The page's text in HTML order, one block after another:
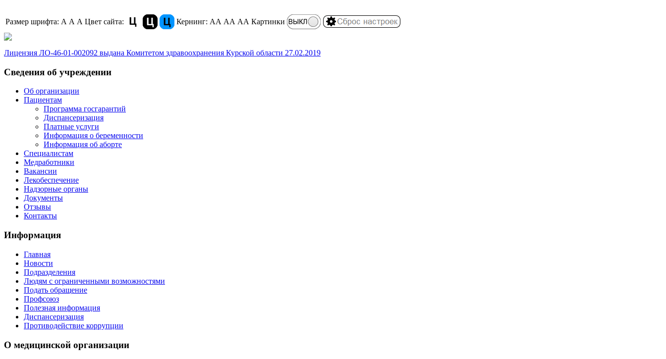
Размер шрифта: A A A Цвет сайта: Кернинг: АА АА АА Картинки
Лицензия ЛО-46-01-002092 выдана Комитетом здравоохранения Курской области 27.02.2019
Сведения об учреждении
Об организации
Пациентам
Программа госгарантий
Диспансеризация
Платные услуги
Информация о беременности
Информация об аборте
Специалистам
Медработники
Вакансии
Лекобеспечение
Надзорные органы
Документы
Отзывы
Контакты
Информация
Главная
Новости
Подразделения
Людям с ограниченными возможностями
Подать обращение
Профсоюз
Полезная информация
Диспансеризация
Противодействие коррупции
О медицинской организации